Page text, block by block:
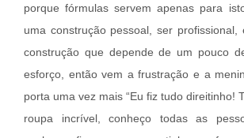
porque fórmulas servem apenas para
uma construção pessoal, ser profissional,
construção que depende de um pouco
esforço, então vem a frustração e a
porta uma vez mais “Eu fiz tudo direitinho!
roupa incrível, conheço todas as